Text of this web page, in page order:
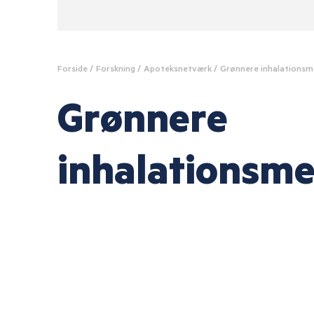
Forside Forskning Apoteksnetværk Grønnere
Grønnere